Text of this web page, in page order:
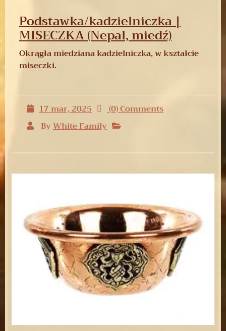
Podstawka/kadzielniczka |
MISECZKA (Nepal, miedź)
Okrągła miedziana kadzielniczka, w kształcie
miseczki.
17 mar, 2025
(0) Comments
ByWhite Family